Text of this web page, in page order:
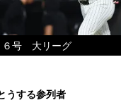
６号 大リーグ
うする参列者